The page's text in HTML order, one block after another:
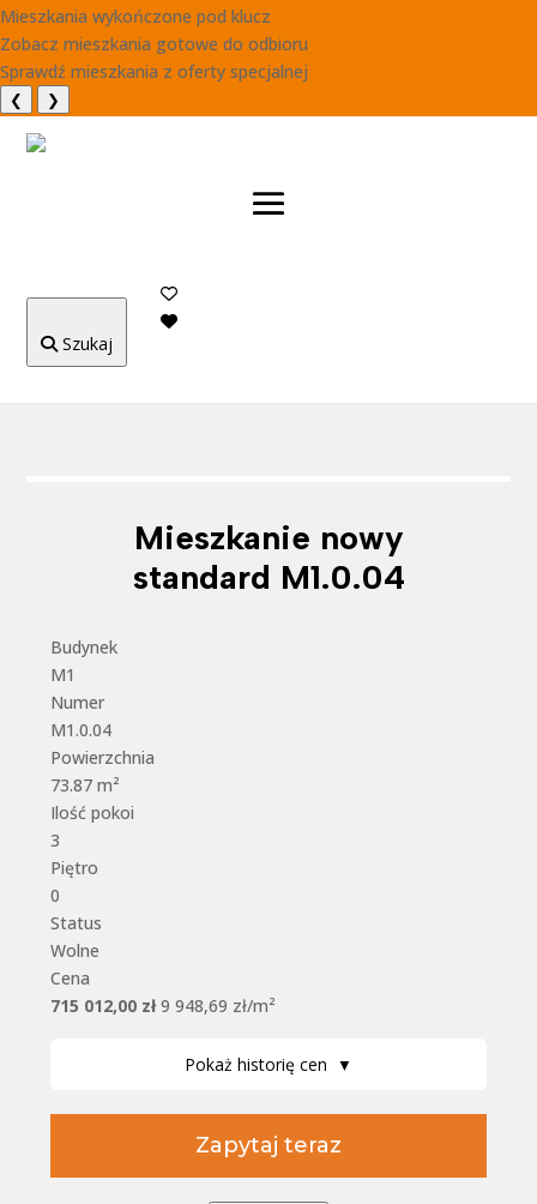
Mieszkania wykończone pod klucz
Zobacz mieszkania gotowe do odbioru
Sprawdź mieszkania z oferty specjalnej
❮ ❯
Szukaj
Mieszkanie nowy
standard M1.0.04
Budynek
M1
Numer
M1.0.04
Powierzchnia
73.87 m²
Ilość pokoi
3
Piętro
0
Status
Wolne
Cena
715 012,00 zł 9 948,69 zł/m²
Pokaż historię cen ▼
Zapytaj teraz